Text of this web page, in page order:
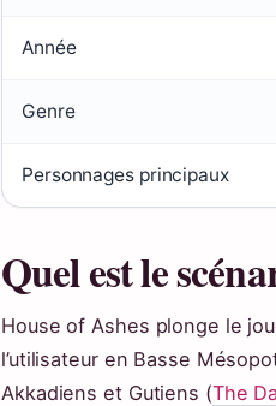
Année
Genre
Personnages principaux
Quel est le
House of Ashes plonge le
l’utilisateur en Basse
Akkadiens et Gutiens (The